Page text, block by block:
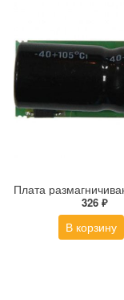
326 ₽
В корзину